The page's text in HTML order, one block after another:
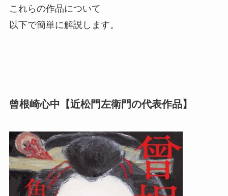
これらの作品について
以下で簡単に解説します。
曾根崎心中【近松門左衛門の代表作品】